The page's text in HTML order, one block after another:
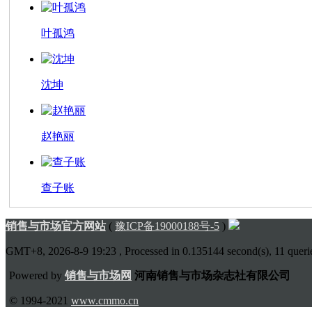
叶孤鸿
沈坤
赵艳丽
查子账
销售与市场官方网站( 豫ICP备19000188号-5 )
GMT+8, 2026-8-9 19:23 , Processed in 0.135144 second(s), 11
Powered by 销售与市场网 河南销售与市场杂志社有限公司
© 1994-2021 www.cmmo.cn